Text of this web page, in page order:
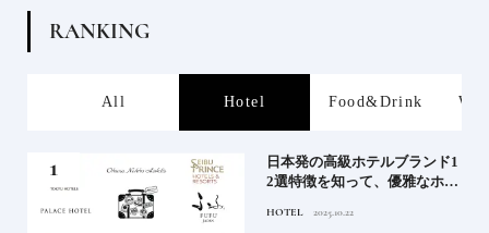
RANKING
All Hotel Food&Drink
日本発の高級ホテルブランド1
2選特徴を知って、優雅なホテ
ンド大解剖①
HOTEL 2025.10.22